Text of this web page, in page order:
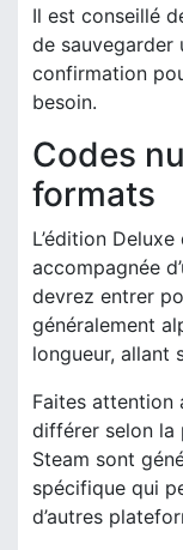
Il est conseillé
de sauvegarder
confirmation
besoin.
Codes
formats
L’édition
accompagnée
devrez entrer
généralement
longueur, allant
Faites attention
différer selon la
Steam sont
spécifique qui
d’autres